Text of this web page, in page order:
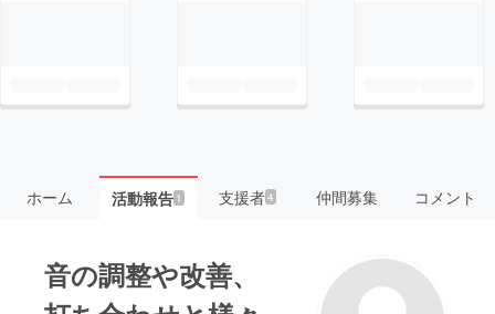
ホーム 活動報告1 支援者4 仲間募集 コメント
音の調整や改善、